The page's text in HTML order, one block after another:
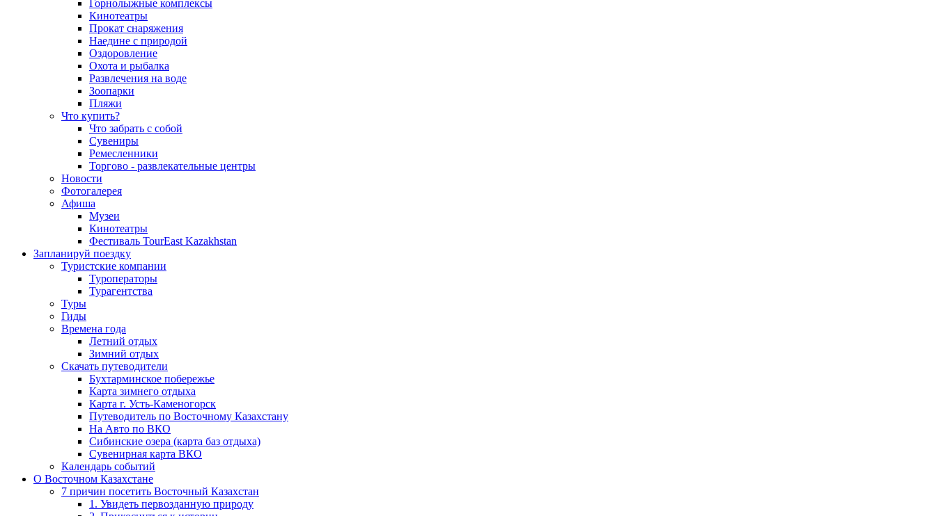
Горнолыжные комплексы
Кинотеатры
Прокат снаряжения
Наедине с природой
Оздоровление
Охота и рыбалка
Развлечения на воде
Зоопарки
Пляжи
Что купить?
Что забрать с собой
Сувениры
Ремесленники
Торгово - развлекательные центры
Новости
Фотогалерея
Афиша
Музеи
Кинотеатры
Фестиваль TourEast Kazakhstan
Запланируй поездку
Туристские компании
Туроператоры
Турагентства
Туры
Гиды
Времена года
Летний отдых
Зимний отдых
Скачать путеводители
Бухтарминское побережье
Карта зимнего отдыха
Карта г. Усть-Каменогорск
Путеводитель по Восточному Казахстану
На Авто по ВКО
Сибинские озера (карта баз отдыха)
Сувенирная карта ВКО
Календарь событий
О Восточном Казахстане
7 причин посетить Восточный Казахстан
1. Увидеть первозданную природу